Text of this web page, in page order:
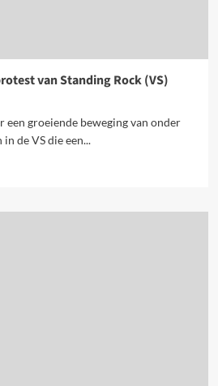
van Standing Rock (VS)
een groeiende beweging van onder
de VS die een...